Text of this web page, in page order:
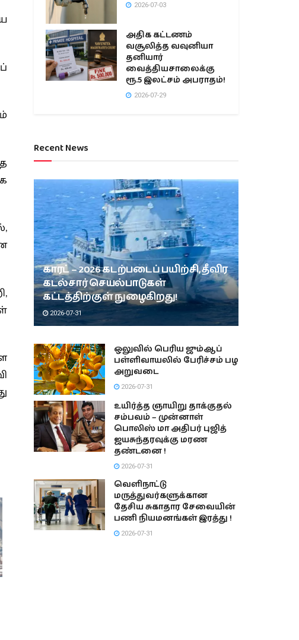
2026-07-03
அதிக கட்டணம்
வசூலித்த வவுனியா
தனியார்
வைத்தியசாலைக்கு
ரூ.5 இலட்சம் அபராதம்!
2026-07-29
Recent News
காரட் – 2026 கடற்படைப் பயிற்சி, தீவிர
கடல்சார் செயல்பாடுகள்
கட்டத்திற்குள் நுழைகிறது!
2026-07-31
ஒலுவில் பெரிய ஜும்ஆப்
பள்ளிவாயலில் பேரிச்சம் பழ
அறுவடை
2026-07-31
உயிர்த்த ஞாயிறு தாக்குதல்
சம்பவம் – முன்னாள்
பொலிஸ் மா அதிபர் புஜித்
ஜயசுந்தரவுக்கு மரண
தண்டனை !
2026-07-31
வெளிநாட்டு
மருத்துவர்களுக்கான
தேசிய சுகாதார சேவையின்
பணி நியமனங்கள் இரத்து !
2026-07-31